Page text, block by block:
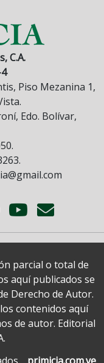
C.A.
Piso Mezanina 1,
Edo. Bolívar,
parcial o total de
aquí publicados se
Derecho de Autor.
contenidos aquí
de autor. Editorial